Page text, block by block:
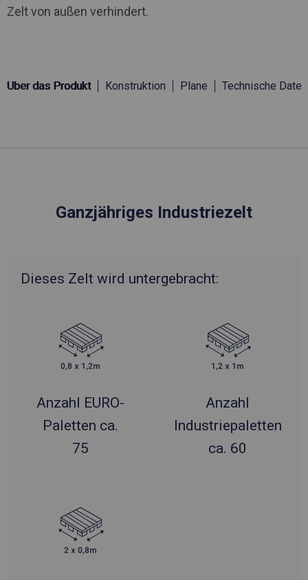
Zelt von außen verhindert.
Über das Produkt Konstruktion Plane Technische Daten
Ganzjähriges Industriezelt
Dieses Zelt wird untergebracht:
Anzahl EURO-
Paletten ca.
75
Anzahl
Industriepaletten
ca. 60